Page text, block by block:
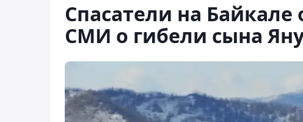
Спасатели на
СМИ о гибели сына